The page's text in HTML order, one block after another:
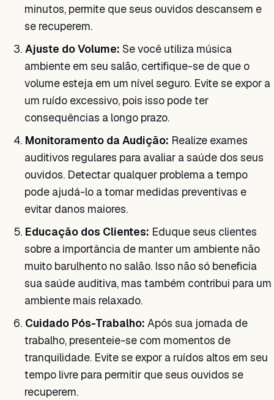
minutos, permite que seus ouvidos descansem e
se recuperem.
Ajuste do Volume: Se você utiliza música
ambiente em seu salão, certifique-se de que o
volume esteja em um nível seguro. Evite se expor a
um ruído excessivo, pois isso pode ter
consequências a longo prazo.
Monitoramento da Audição: Realize exames
auditivos regulares para avaliar a saúde dos seus
ouvidos. Detectar qualquer problema a tempo
pode ajudá-lo a tomar medidas preventivas e
evitar danos maiores.
Educação dos Clientes: Eduque seus clientes
sobre a importância de manter um ambiente não
muito barulhento no salão. Isso não só beneficia
sua saúde auditiva, mas também contribui para um
ambiente mais relaxado.
Cuidado Pós-Trabalho: Após sua jornada de
trabalho, presenteie-se com momentos de
tranquilidade. Evite se expor a ruídos altos em seu
tempo livre para permitir que seus ouvidos se
recuperem.